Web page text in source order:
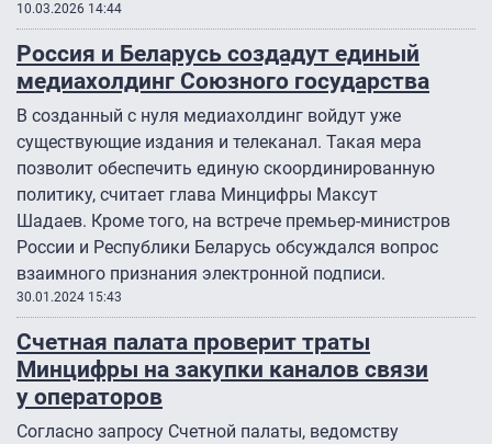
10.03.2026 14:44
Россия и Беларусь создадут единый
медиахолдинг Союзного государства
В созданный с нуля медиахолдинг войдут уже
существующие издания и телеканал. Такая мера
позволит обеспечить единую скоординированную
политику, считает глава Минцифры Максут
Шадаев. Кроме того, на встрече премьер-министров
России и Республики Беларусь обсуждался вопрос
взаимного признания электронной подписи.
30.01.2024 15:43
Счетная палата проверит траты
Минцифры на закупки каналов связи
у операторов
Согласно запросу Счетной палаты, ведомству